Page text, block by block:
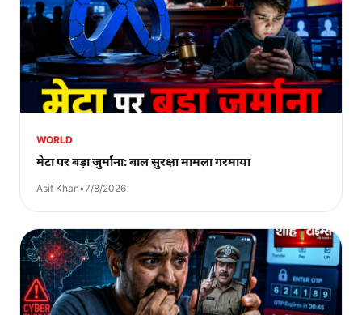
WORLD
मेटा पर बड़ा जुर्माना: बाल सुरक्षा मामला गरमाया
Asif Khan•7/8/2026